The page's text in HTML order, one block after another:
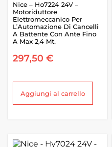
Nice – Ho7224 24V –
Motoriduttore
Elettromeccanico Per
L’Automazione Di Cancelli
A Battente Con Ante Fino
A Max 2,4 Mt.
297,50 €
Aggiungi al carrello